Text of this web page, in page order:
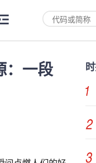
一段